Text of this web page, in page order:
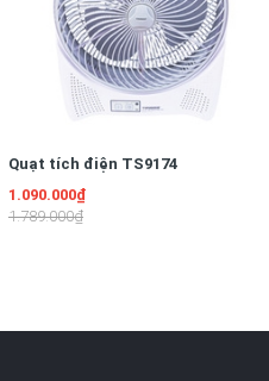
Quạt tích điện TS9174
1.090.000₫
1.789.000₫